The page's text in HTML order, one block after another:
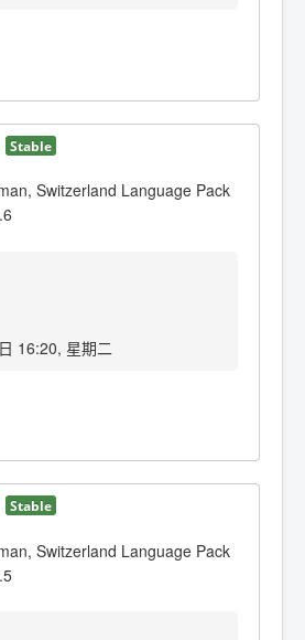
Stable
Switzerland Language Pack
16:20, 星期二
Stable
Switzerland Language Pack